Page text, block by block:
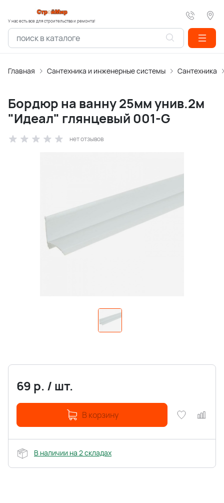
У нас есть все для строительства и ремонта!
Главная Сантехника и инженерные системы Сантехника
Бордюр на ванну 25мм унив.2м
"Идеал" глянцевый 001-G
нет отзывов
69 р. / шт.
В корзину
В наличии на 2 складах